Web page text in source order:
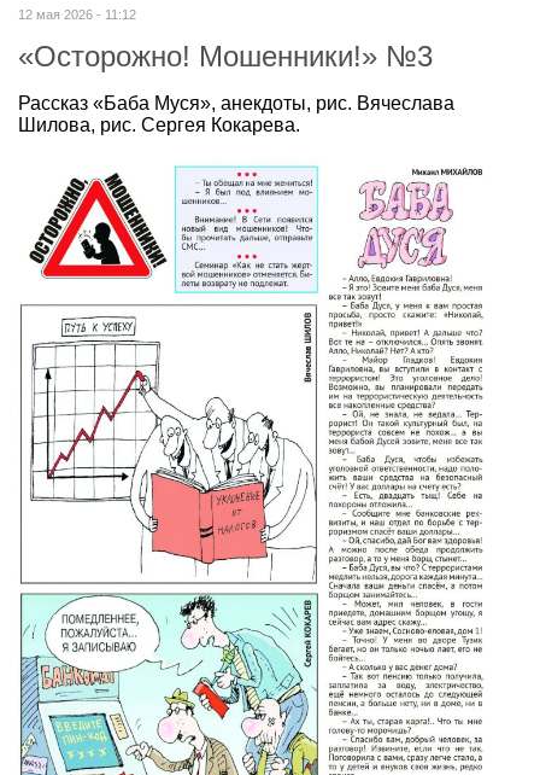
12 мая 2026 - 11:12
«Осторожно! Мошенники!» №3
Рассказ «Баба Муся», анекдоты, рис. Вячеслава
Шилова, рис. Сергея Кокарева.